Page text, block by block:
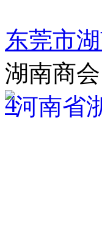
东莞市
湖南商会
4